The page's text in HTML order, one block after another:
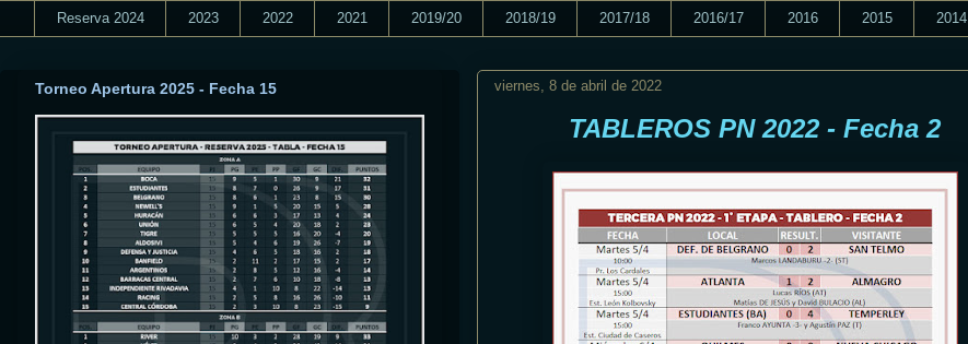
Reserva 2024 2023 2022 2021 2019/20 2018/19 2017/18 2016/17 2016 2015 2014
viernes, 8 de abril de 2022
TABLEROS PN 2022 - Fecha 2
Torneo Apertura 2025 - Fecha 15